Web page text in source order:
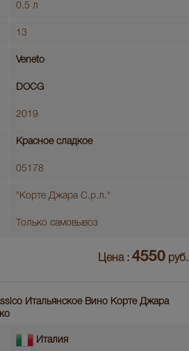
0.5 л
13
Veneto
DOCG
2019
Красное сладкое
05178
"Корте Джара С.р.л."
Только самовывоз
Цена : 4550 руб.
Итальянское Вино Корте Джара
Италия